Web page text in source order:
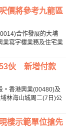
價將參考九龍區
合作發展的大埔
業寫字樓業務及住宅業
53伙 新增付款
。香港興業(00480)及
林海山城周二(7日)公
樓示範單位搶先